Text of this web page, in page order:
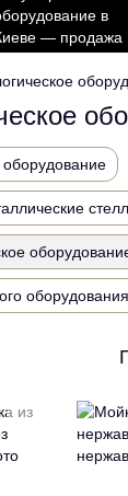
оборудования